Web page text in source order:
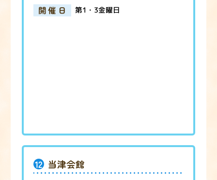
開催日 第1・3金曜日
12 当津会館